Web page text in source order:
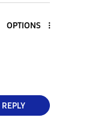
OPTIONS
REPLY